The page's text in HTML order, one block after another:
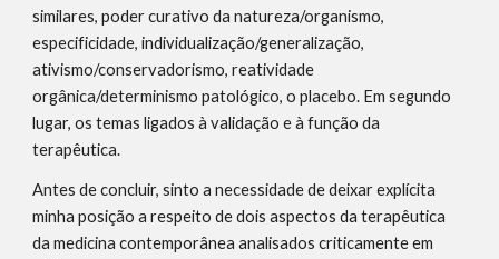
similares, poder curativo da natureza/organismo,
especificidade, individualização/generalização,
ativismo/conservadorismo, reatividade
orgânica/determinismo patológico, o placebo. Em segundo
lugar, os temas ligados à validação e à função da
terapêutica.
Antes de concluir, sinto a necessidade de deixar explícita
minha posição a respeito de dois aspectos da terapêutica
da medicina contemporânea analisados criticamente em